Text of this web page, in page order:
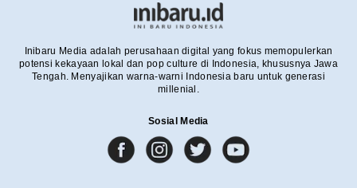
Inibaru Media adalah perusahaan digital yang fokus memopulerkan
potensi kekayaan lokal dan pop culture di Indonesia, khususnya Jawa
Tengah. Menyajikan warna-warni Indonesia baru untuk generasi
millenial.
Sosial Media